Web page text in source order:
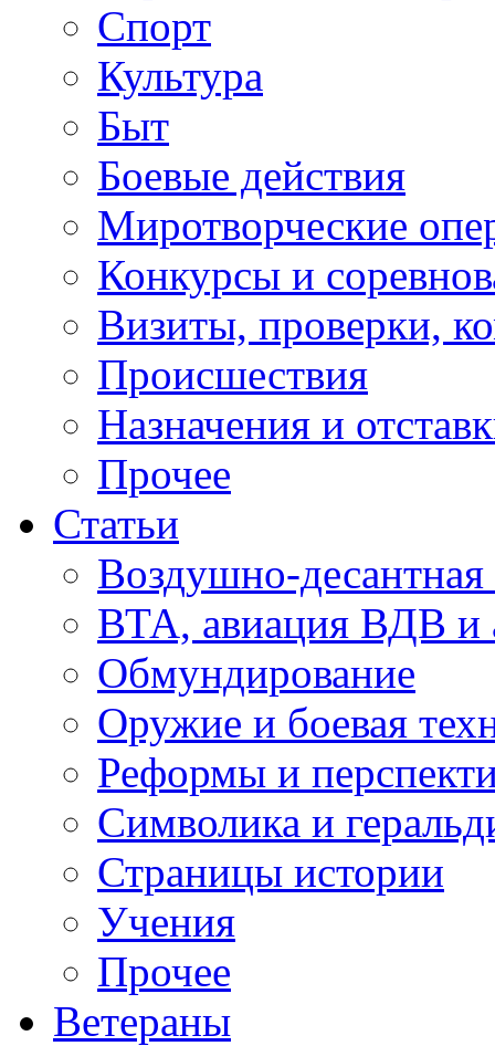
Спорт
Культура
Быт
Боевые действия
Миротворческие
Конкурсы и
Визиты, проверки,
Происшествия
Назначения и
Прочее
Статьи
Воздушно-десантная
ВТА, авиация ВДВ и
Обмундирование
Оружие и боевая
Реформы и
Символика и
Страницы истории
Учения
Прочее
Ветераны